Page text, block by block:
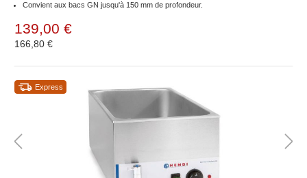
Convient aux bacs GN jusqu'à 150 mm de profondeur.
139,00 €
166,80 €
Express